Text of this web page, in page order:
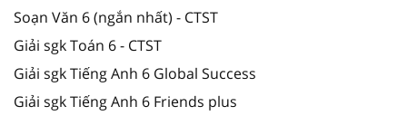
Soạn Văn 6 (ngắn nhất) - CTST
Giải sgk Toán 6 - CTST
Giải sgk Tiếng Anh 6 Global Success
Giải sgk Tiếng Anh 6 Friends plus